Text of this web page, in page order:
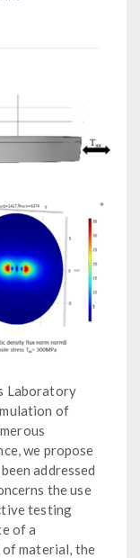
Laboratory
of
we propose
addressed
the use
testing
of a
material, the